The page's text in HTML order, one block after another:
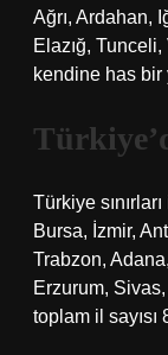
Ağrı, Ardahan,
Elazığ,
kendine has bir
Türkiye
Bursa, İzmir,
Trabzon,
Erzurum,
toplam il sayısı